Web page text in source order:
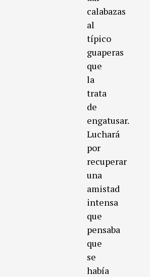
calabazas
al
típico
guaperas
que
la
trata
de
engatusar.
Luchará
por
recuperar
una
amistad
intensa
que
pensaba
que
se
había